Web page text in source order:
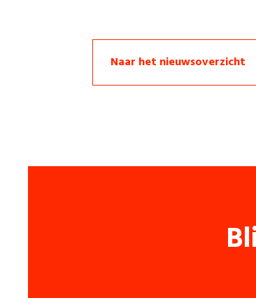
Naar het nieuwsoverzicht